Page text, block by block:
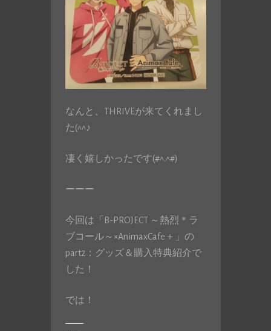
なんと、THRIVEが来てくれまし
た(^^♪
凄く嬉しかったです(#^.^#)
ーーー
今回は「B-PROJECT ～熱烈＊ラ
ブコール～×AnimaxCafe＋」の
part2：グッズ＆購入特典紹介で
した！
では！